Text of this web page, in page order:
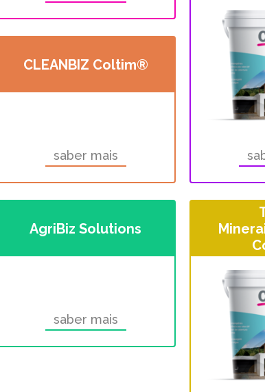
CLEANBIZ Coltim®
saber mais
AgriBiz Solutions
saber mais